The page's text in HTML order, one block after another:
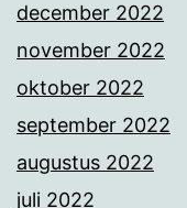
december 2022
november 2022
oktober 2022
september 2022
augustus 2022
juli 2022